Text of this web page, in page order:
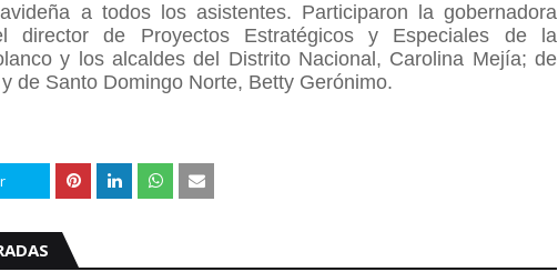
a todos los asistentes. Participaron la gobernadora
director de Proyectos Estratégicos y Especiales de la
y los alcaldes del Distrito Nacional, Carolina Mejía; de
de Santo Domingo Norte, Betty Gerónimo.